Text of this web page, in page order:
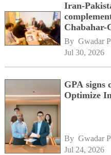
Iran-
Chabahar-
momentum
network
By Gwadar
Jul 30, 2026
GPA signs
Optimize
By Gwadar
Jul 24, 2026